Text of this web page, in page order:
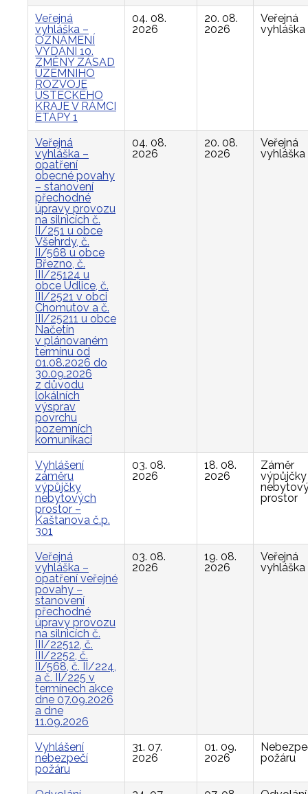
Veřejná
vyhláška –
OZNÁMENÍ
VYDÁNÍ 10.
ZMĚNY ZÁSAD
ÚZEMNÍHO
ROZVOJE
ÚSTECKÉHO
KRAJE V RÁMCI
ETAPY 1
04. 08.
2026
20. 08.
2026
Veřejná
vyhláška
Veřejná
vyhláška –
opatření
obecné povahy
– stanovení
přechodné
úpravy provozu
na silnicích č.
II/251 u obce
Všehrdy, č.
II/568 u obce
Březno, č.
III/25124 u
obce Údlice, č.
III/2521 v obci
Chomutov a č.
III/25211 u obce
Načetín
v plánovaném
termínu od
01.08.2026 do
30.09.2026
z důvodu
lokálních
výsprav
povrchu
pozemních
komunikací
04. 08.
2026
20. 08.
2026
Veřejná
vyhláška
Vyhlášení
záměru
výpůjčky
nebytových
prostor –
Kaštanova č.p.
301
03. 08.
2026
18. 08.
2026
Záměr
výpůjčky
prostor
Veřejná
vyhláška –
opatření veřejné
povahy –
stanovení
přechodné
úpravy provozu
na silnicích č.
III/22512, č.
III/2252, č.
II/568, č. II/224,
a č. II/225 v
termínech akce
dne 07.09.2026
a dne
11.09.2026
03. 08.
2026
19. 08.
2026
Veřejná
vyhláška
Vyhlášení
nebezpečí
požáru
31. 07.
2026
01. 09.
2026
požáru